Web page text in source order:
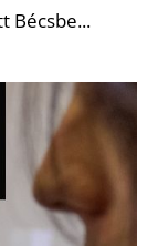
Bécsbe...